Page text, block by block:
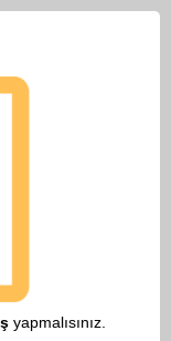
yapmalısınız.